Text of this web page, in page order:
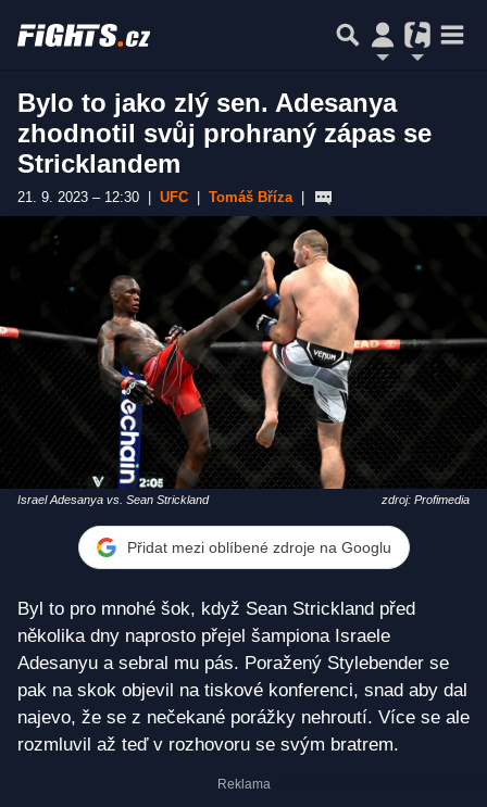
Bylo to jako zlý sen. Adesanya
zhodnotil svůj prohraný zápas se
Stricklandem
21. 9. 2023 – 12:30 UFC Tomáš Bříza
Israel Adesanya vs. Sean Strickland zdroj: Profimedia
Přidat mezi oblíbené zdroje na Googlu
Byl to pro mnohé šok, když Sean Strickland před
několika dny naprosto přejel šampiona Israele
Adesanyu a sebral mu pás. Poražený Stylebender se
pak na skok objevil na tiskové konferenci, snad aby dal
najevo, že se z nečekané porážky nehroutí. Více se ale
rozmluvil až teď v rozhovoru se svým bratrem.